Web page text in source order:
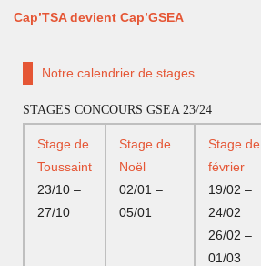
Cap’TSA devient Cap’GSEA
Notre calendrier de stages
STAGES CONCOURS GSEA 23/24
Stage de
Toussaint
23/10 –
27/10
Stage de
Noël
02/01 –
05/01
Stage de
février
19/02 –
24/02
26/02 –
01/03